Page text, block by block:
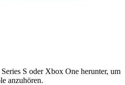
S oder Xbox One herunter, um
anzuhören.